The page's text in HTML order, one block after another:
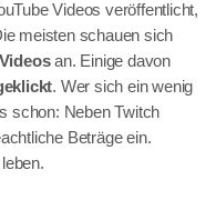
Videos veröffentlicht,
meisten schauen sich
an. Einige davon
. Wer sich ein wenig
schon: Neben Twitch
Beträge ein.